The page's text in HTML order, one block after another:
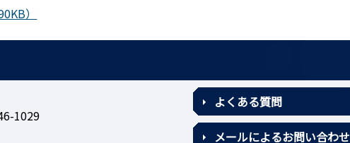
）
1029
よくある質問
メールによるお問い合わせ